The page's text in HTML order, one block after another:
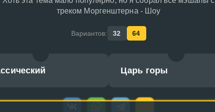
треком Моргенштерна - Шоу
Вариантов: 32 64
Царь горы